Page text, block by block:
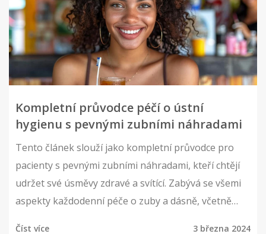
Kompletní průvodce péčí o ústní
hygienu s pevnými zubními náhradami
Tento článek slouží jako kompletní průvodce pro
pacienty s pevnými zubními náhradami, kteří chtějí
udržet své úsměvy zdravé a svítící. Zabývá se všemi
aspekty každodenní péče o zuby a dásně, včetně
Číst více 3 března 2024